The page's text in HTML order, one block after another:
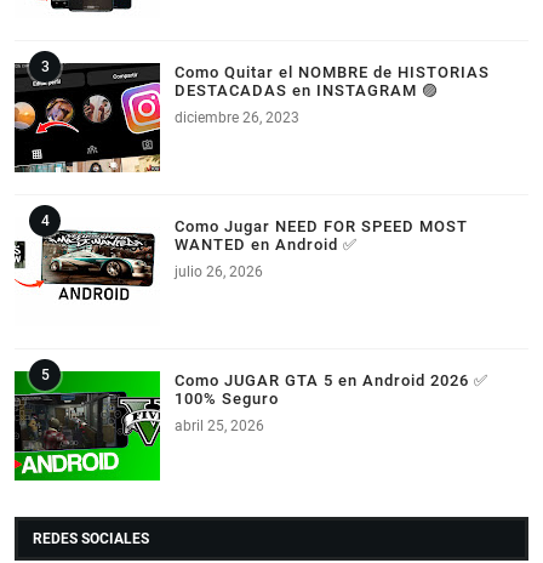
Como Quitar el NOMBRE de HISTORIAS
DESTACADAS en INSTAGRAM 🟣
diciembre 26, 2023
Como Jugar NEED FOR SPEED MOST
WANTED en Android ✅
julio 26, 2026
Como JUGAR GTA 5 en Android 2026 ✅
100% Seguro
abril 25, 2026
REDES SOCIALES